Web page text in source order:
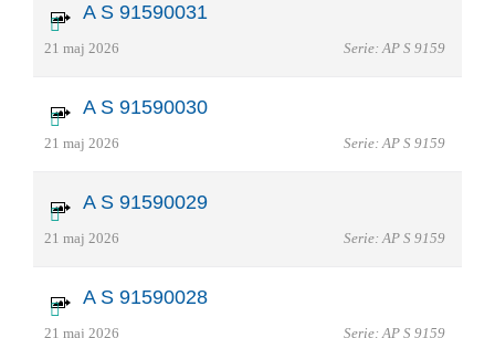
A S 91590031
21 maj 2026 Serie: AP S 9159
A S 91590030
21 maj 2026 Serie: AP S 9159
A S 91590029
21 maj 2026 Serie: AP S 9159
A S 91590028
21 maj 2026 Serie: AP S 9159